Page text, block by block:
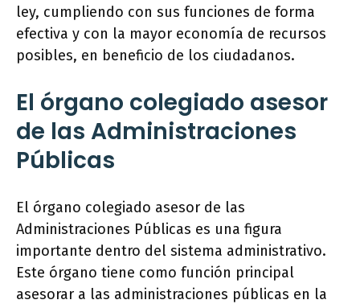
ley, cumpliendo con sus funciones de forma
efectiva y con la mayor economía de recursos
posibles, en beneficio de los ciudadanos.
El órgano colegiado asesor
de las Administraciones
Públicas
El órgano colegiado asesor de las
Administraciones Públicas es una figura
importante dentro del sistema administrativo.
Este órgano tiene como función principal
asesorar a las administraciones públicas en la